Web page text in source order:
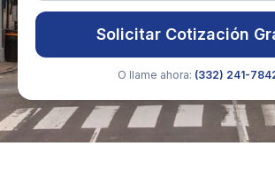
Solicitar Cotización
O llame ahora: (332) 241-